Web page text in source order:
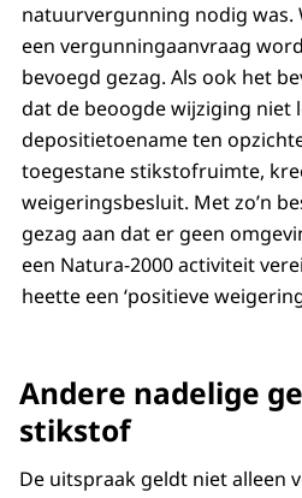
natuurvergunning nodig was.
een vergunningaanvraag
bevoegd gezag. Als ook het
dat de beoogde wijziging niet
depositietoename ten
toegestane stikstofruimte,
weigeringsbesluit. Met zo’n
gezag aan dat er geen
een Natura-2000 activiteit
heette een ‘positieve
Andere nadelige
stikstof
De uitspraak geldt niet alleen